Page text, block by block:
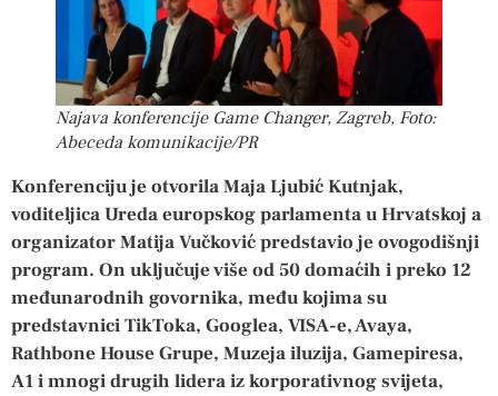
Najava konferencije Game Changer, Zagreb, Foto:
Abeceda komunikacije/PR
Konferenciju je otvorila Maja Ljubić Kutnjak,
voditeljica Ureda europskog parlamenta u Hrvatskoj a
organizator Matija Vučković predstavio je ovogodišnji
program. On uključuje više od 50 domaćih i preko 12
međunarodnih govornika, među kojima su
predstavnici TikToka, Googlea, VISA-e, Avaya,
Rathbone House Grupe, Muzeja iluzija, Gamepiresa,
A1 i mnogi drugih lidera iz korporativnog svijeta,